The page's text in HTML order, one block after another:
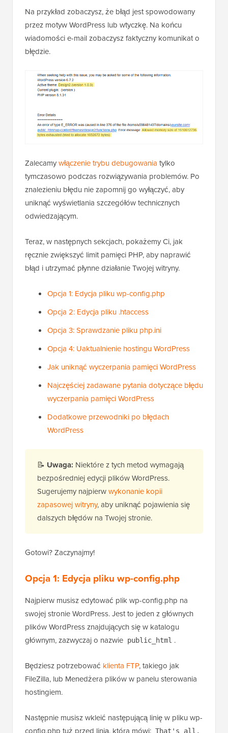
Na przykład zobaczysz, że błąd jest spowodowany
przez motyw WordPress lub wtyczkę. Na końcu
wiadomości e-mail zobaczysz faktyczny komunikat o
błędzie.
Zalecamywłączenie trybu debugowania tylko
tymczasowo podczas rozwiązywania problemów. Po
znalezieniu błędu nie zapomnij go wyłączyć, aby
uniknąć wyświetlania szczegółów technicznych
odwiedzającym.
Teraz, w następnych sekcjach, pokażemy Ci, jak
ręcznie zwiększyć limit pamięci PHP, aby naprawić
błąd i utrzymać płynne działanie Twojej witryny.
Opcja 1: Edycja pliku wp-config.php
Opcja 2: Edycja pliku .htaccess
Opcja 3: Sprawdzanie pliku php.ini
Opcja 4: Uaktualnienie hostingu WordPress
Jak uniknąć wyczerpania pamięci WordPress
Najczęściej zadawane pytania dotyczące błędu
wyczerpania pamięci WordPress
Dodatkowe przewodniki po błędach
WordPress
📝 Uwaga: Niektóre z tych metod wymagają
bezpośredniej edycji plików WordPress.
Sugerujemy najpierwwykonanie kopii
zapasowej witryny, aby uniknąć pojawienia się
dalszych błędów na Twojej stronie.
Gotowi? Zaczynajmy!
Opcja 1: Edycja pliku wp-config.php
Najpierw musisz edytować plik wp-config.php na
swojej stronie WordPress. Jest to jeden z głównych
plików WordPress znajdujących się w katalogu
głównym, zazwyczaj o nazwie public_html .
Będziesz potrzebować klienta FTP, takiego jak
FileZilla, lub Menedżera plików w panelu sterowania
hostingiem.
Następnie musisz wkleić następującą linię w pliku wp-
That's all,